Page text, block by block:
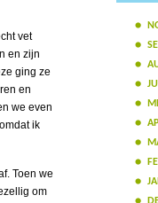
vet
en zijn
ging ze
en
we even
ik
Toen we
om